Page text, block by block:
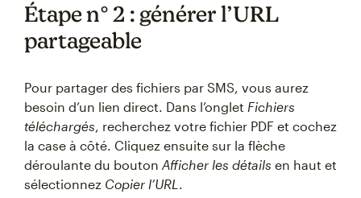
Étape n° 2 : générer l’URL
partageable
Pour partager des fichiers par SMS, vous aurez
besoin d’un lien direct. Dans l’onglet Fichiers
téléchargés, recherchez votre fichier PDF et cochez
la case à côté. Cliquez ensuite sur la flèche
déroulante du bouton Afficher les détails en haut et
sélectionnez Copier l’URL .